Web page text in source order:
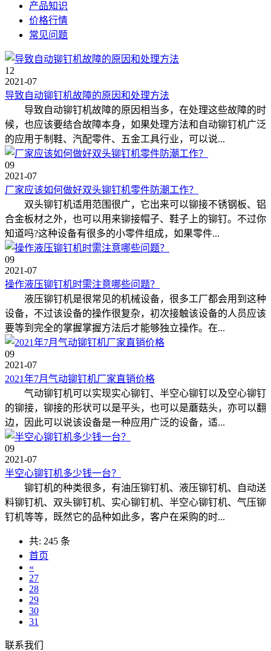
产品知识
价格行情
常见问题
12
2021-07
导致自动铆钉机故障的原因和处理方法
导致自动铆钉机故障的原因相当多，在处理这些故障的时
候，也应该要结合故障本身，如果处理方法和自动铆钉机广泛
的应用于制鞋、汽配零件、五金工具行业，可以说...
09
2021-07
厂家应该如何做好双头铆钉机零件防潮工作？
双头铆钉机适用范围很广，它出来可以铆接不锈钢板、铝
合金板材之外，也可以用来铆接帽子、鞋子上的铆钉。不过你
知道吗?这种设备有很多的小零件组成，如果零件...
09
2021-07
操作液压铆钉机时需注意哪些问题？
液压铆钉机是很常见的机械设备，很多工厂都会用到这种
设备，不过该设备的操作很复杂，初次接触该设备的人员应该
要等到完全的掌握掌握方法后才能够独立操作。在...
09
2021-07
2021年7月气动铆钉机厂家直销价格
气动铆钉机可以实现实心铆钉、半空心铆钉以及空心铆钉
的铆接，铆接的形状可以是平头，也可以是蘑菇头，亦可以翻
边，因此可以说该设备是一种应用广泛的设备，适...
09
2021-07
半空心铆钉机多少钱一台？
铆钉机的种类很多，有油压铆钉机、液压铆钉机、自动送
料铆钉机、双头铆钉机、实心铆钉机、半空心铆钉机、气压铆
钉机等等，既然它的品种如此多，客户在采购的时...
共: 245 条
首页
«
27
28
29
30
31
联系我们